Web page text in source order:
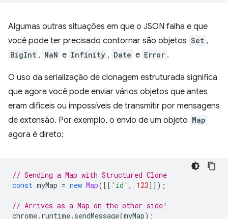
Algumas outras situações em que o JSON falha e que
você pode ter precisado contornar são objetos Set ,
BigInt , NaN e Infinity , Date e Error .
O uso da serialização de clonagem estruturada significa
que agora você pode enviar vários objetos que antes
eram difíceis ou impossíveis de transmitir por mensagens
de extensão. Por exemplo, o envio de um objeto Map
agora é direto:
// Sending a Map with Structured Clone
const myMap = new Map([[ 'id' , 123]]);
// Arrives as a Map on the other side!
chrome. runtime. sendMessage(myMap);